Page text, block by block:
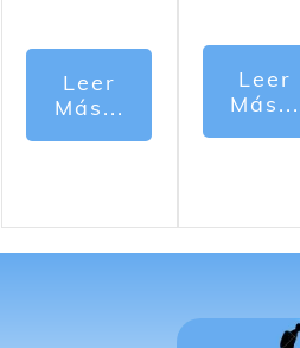
Leer
Más...
Leer
Más...